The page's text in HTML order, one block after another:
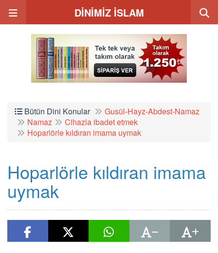
DİNİMİZ İSLAM
Bütün Dini Konular
Gusül-Hayz-Abdest-Namaz
Namaz
Cihazla ibadet etmek
Hoparlörle kıldıran imama uymak
Hoparlörle kıldıran imama
uymak